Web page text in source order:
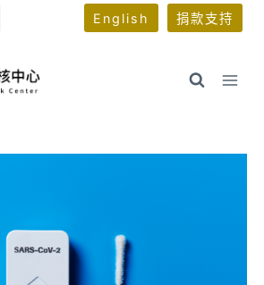
English 捐款支持